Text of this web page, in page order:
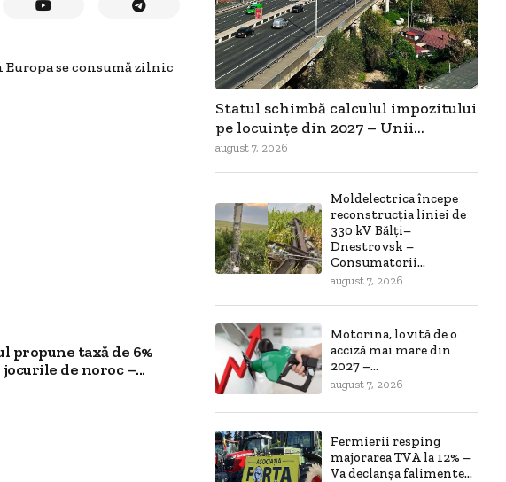
se consumă zilnic
propune taxă de 6%
de noroc –...
Statul schimbă calculul impozitului
pe locuințe din 2027 – Unii...
august 7, 2026
Moldelectrica începe
reconstrucția liniei de
330 kV Bălți–
Dnestrovsk –
Consumatorii...
august 7, 2026
Motorina, lovită de o
acciză mai mare din
2027 –...
august 7, 2026
Fermierii resping
majorarea TVA la 12% –
Va declanșa falimente...